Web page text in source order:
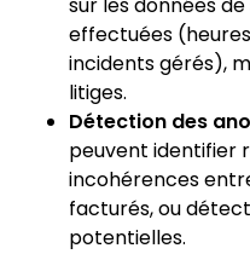
sur les données
effectuées
incidents gérés),
litiges.
Détection des
peuvent identifier
incohérences
facturés, ou
potentielles.